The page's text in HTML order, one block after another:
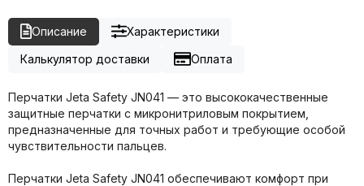
Описание
Характеристики
Калькулятор доставки
Оплата
Перчатки Jeta Safety JN041 — это высококачественные
защитные перчатки с микронитриловым покрытием,
предназначенные для точных работ и требующие особой
чувствительности пальцев.
Перчатки Jeta Safety JN041 обеспечивают комфорт при